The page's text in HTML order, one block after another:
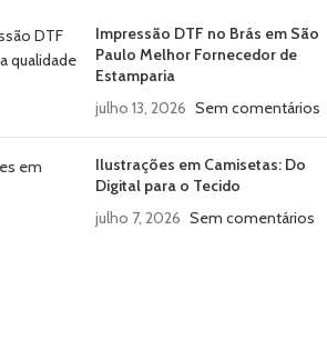
Impressão DTF no Brás em São
Paulo Melhor Fornecedor de
Estamparia
julho 13, 2026 Sem comentários
Ilustrações em Camisetas: Do
Digital para o Tecido
julho 7, 2026 Sem comentários